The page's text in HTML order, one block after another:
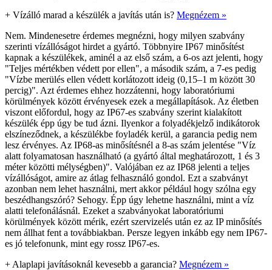
+ Vízálló marad a készülék a javítás után is? Megnézem »
Nem. Mindenesetre érdemes megnézni, hogy milyen szabvány
szerinti vízállóságot hirdet a gyártó. Többnyire IP67 minősítést
kapnak a készülékek, aminél a az első szám, a 6-os azt jelenti, hogy
"Teljes mértékben védett por ellen", a második szám, a 7-es pedig
"Vízbe merülés ellen védett korlátozott ideig (0,15–1 m között 30
percig)". Azt érdemes ehhez hozzátenni, hogy laboratóriumi
körülmények között érvényesek ezek a megállapítások. Az életben
viszont előfordul, hogy az IP67-es szabvány szerint kialakított
készülék épp úgy be tud ázni. Ilyenkor a folyadékjelző indikátorok
elszíneződnek, a készülékbe foyladék kerül, a garancia pedig nem
lesz érvényes. Az IP68-as minősítésnél a 8-as szám jelentése "Víz
alatt folyamatosan használható (a gyártó által meghatározott, 1 és 3
méter közötti mélységben)". Valójában ez az IP68 jelenti a teljes
vízállóságot, amire az átlag felhasználó gondol. Ezt a szabványt
azonban nem lehet használni, mert akkor például hogy szólna egy
beszédhangszóró? Sehogy. Épp úgy lehetne használni, mint a víz
alatti telefonálásnál. Ezeket a szabványokat laboratóriumi
körülmények között mérik, ezért szervizelés után ez az IP minősítés
nem állhat fent a továbbiakban. Persze legyen inkább egy nem IP67-
es jó telefonunk, mint egy rossz IP67-es.
+ Alaplapi javításoknál kevesebb a garancia? Megnézem »